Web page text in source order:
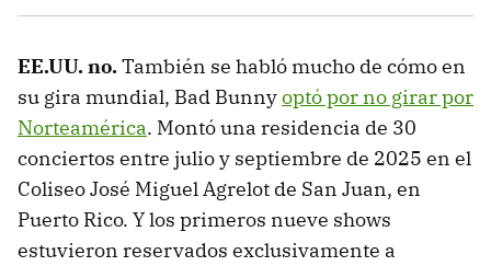
EE.UU. no.También se habló mucho de cómo en
su gira mundial, Bad Bunnyoptó por no girar por
Norteamérica. Montó una residencia de 30
conciertos entre julio y septiembre de 2025 en el
Coliseo José Miguel Agrelot de San Juan, en
Puerto Rico. Y los primeros nueve shows
estuvieron reservados exclusivamente a